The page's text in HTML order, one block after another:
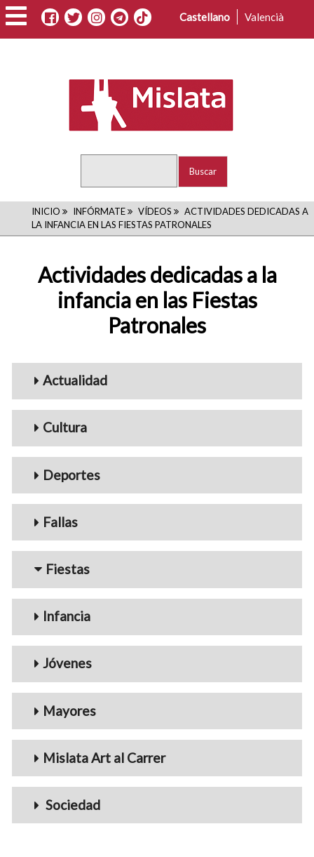
Pasar
al
contenido
Castellano Valencià
RUTA
DE
NAVEGACIÓN
INICIO INFÓRMATE VÍDEOS
ACTIVIDADES DEDICADAS A
LA INFANCIA EN LAS FIESTAS PATRONALES
Actividades dedicadas a la
infancia en las Fiestas
Patronales
Menu_Videos
Actualidad
Cultura
Deportes
Fallas
Fiestas
Infancia
Jóvenes
Mayores
Mislata Art al Carrer
Sociedad